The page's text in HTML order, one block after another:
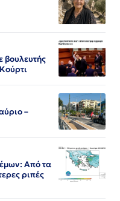
βουλευτής
–
Από τα
ριπές